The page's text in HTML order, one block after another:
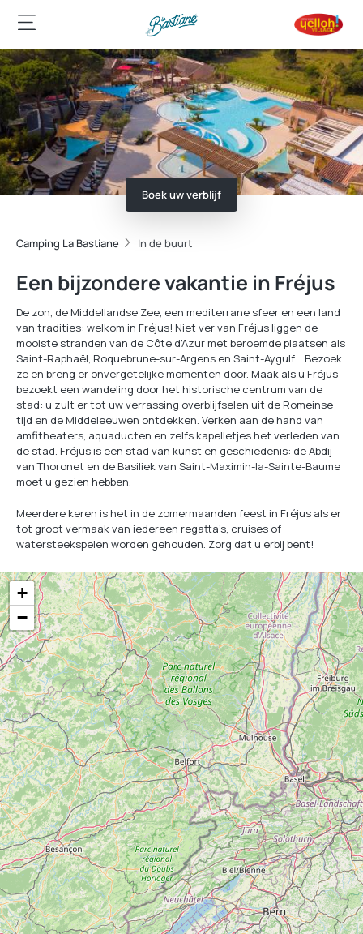
Boek uw verblijf
Camping La Bastiane In de buurt
Een bijzondere vakantie in Fréjus
De zon, de Middellandse Zee, een mediterrane sfeer en een land
van tradities: welkom in Fréjus! Niet ver van Fréjus liggen de
mooiste stranden van de Côte d'Azur met beroemde plaatsen als
Saint-Raphaël, Roquebrune-sur-Argens en Saint-Aygulf… Bezoek
ze en breng er onvergetelijke momenten door. Maak als u Fréjus
bezoekt een wandeling door het historische centrum van de
stad: u zult er tot uw verrassing overblijfselen uit de Romeinse
tijd en de Middeleeuwen ontdekken. Verken aan de hand van
amfitheaters, aquaducten en zelfs kapelletjes het verleden van
de stad. Fréjus is een stad van kunst en geschiedenis: de Abdij
van Thoronet en de Basiliek van Saint-Maximin-la-Sainte-Baume
moet u gezien hebben.
Meerdere keren is het in de zomermaanden feest in Fréjus als er
tot groot vermaak van iedereen regatta’s, cruises of
watersteekspelen worden gehouden. Zorg dat u erbij bent!
+
−